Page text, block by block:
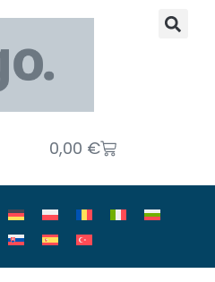
0,00 €